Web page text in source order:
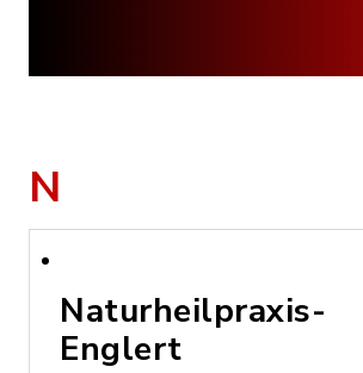
N
Naturheilpraxis-
Englert